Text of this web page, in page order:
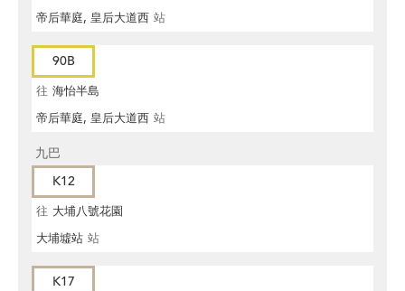
帝后華庭, 皇后大道西 站
90B
往 海怡半島
帝后華庭, 皇后大道西 站
九巴
K12
往 大埔八號花園
大埔墟站 站
K17